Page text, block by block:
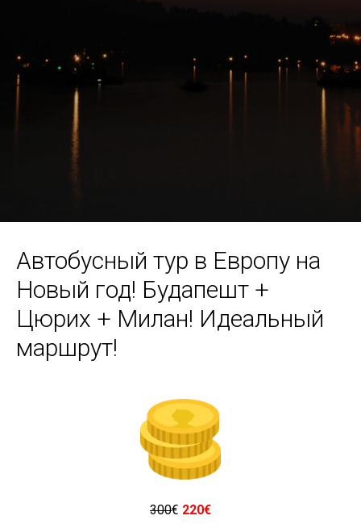
Автобусный тур в Европу на
Новый год! Будапешт +
Цюрих + Милан! Идеальный
маршрут!
300€ 220€